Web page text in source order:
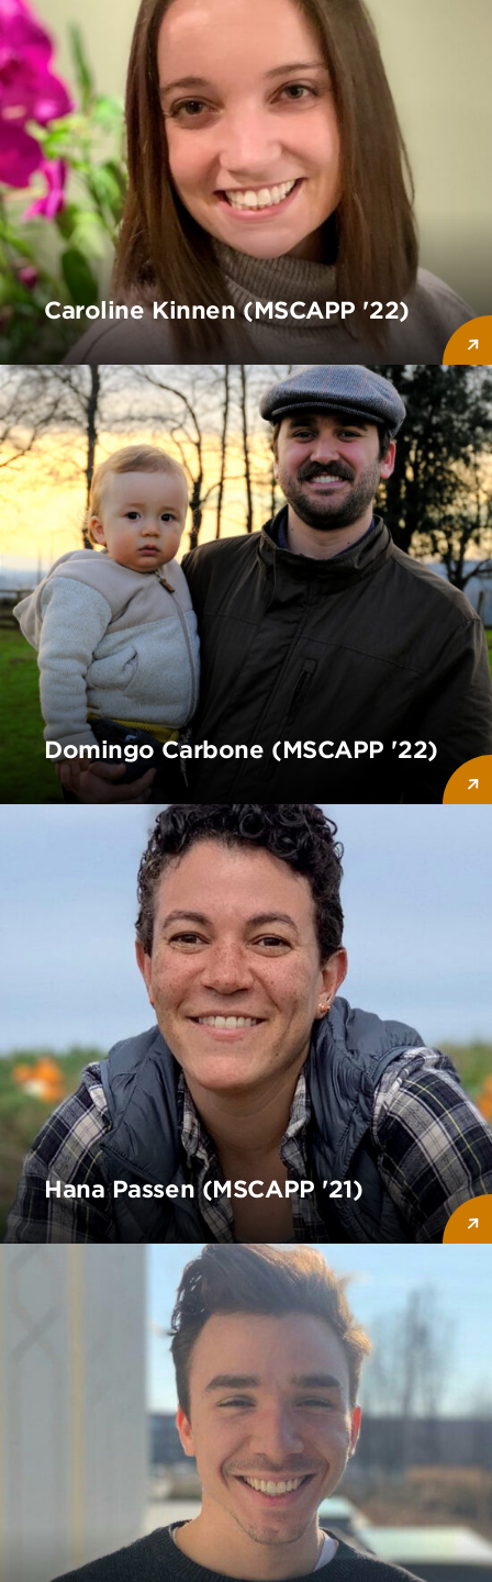
Caroline Kinnen (MSCAPP '22)
Domingo Carbone (MSCAPP '22)
Hana Passen (MSCAPP '21)